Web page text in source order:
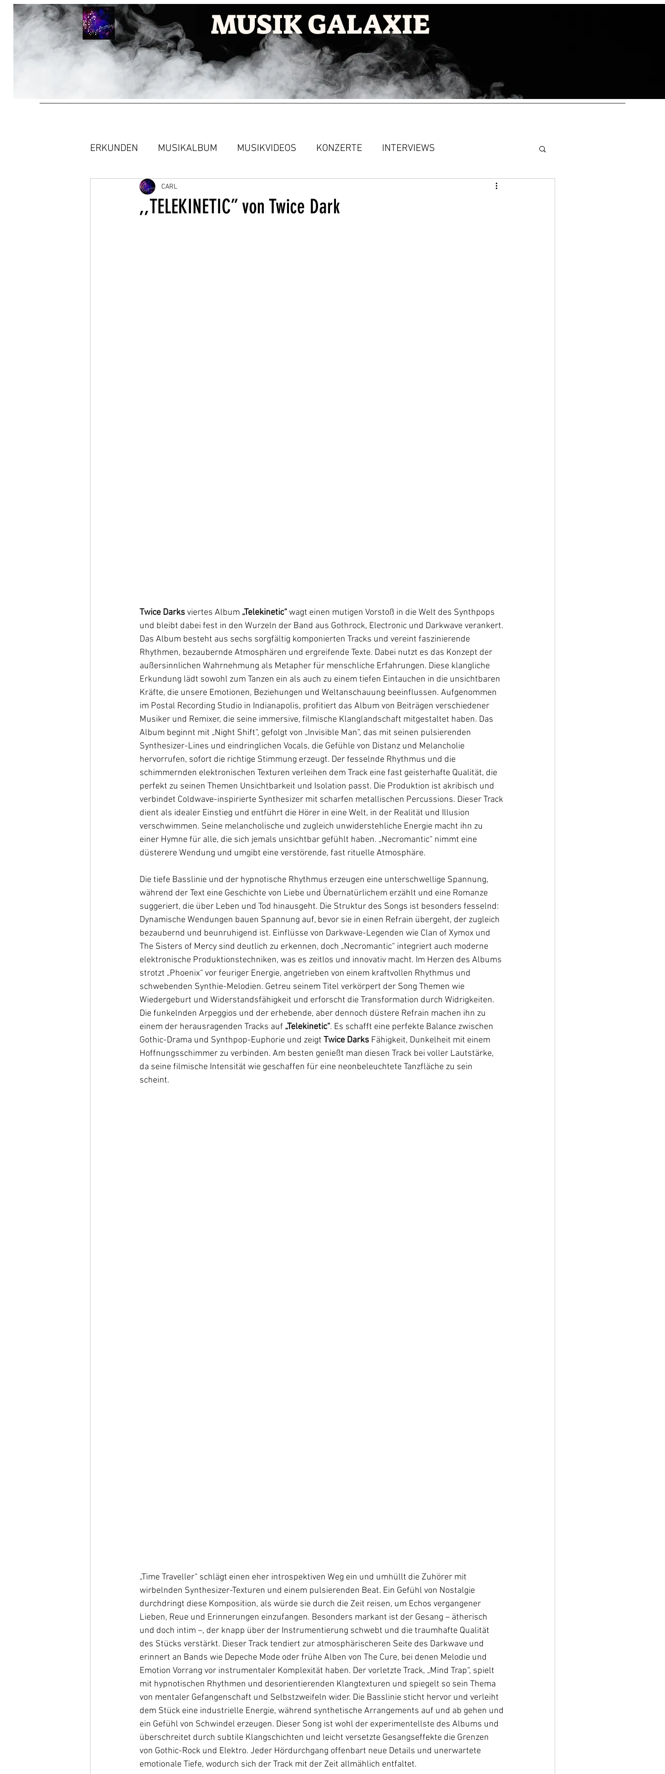
MUSIK GALAXIE
ERKUNDEN MUSIKALBUM MUSIKVIDEOS KONZERTE INTERVIEWS
,,TELEKINETIC” von Twice Dark
CARL
Twice Darks viertes Album „Telekinetic“ wagt einen mutigen Vorstoß in die Welt des Synthpops
und bleibt dabei fest in den Wurzeln der Band aus Gothrock, Electronic und Darkwave verankert.
Das Album besteht aus sechs sorgfältig komponierten Tracks und vereint faszinierende
Rhythmen, bezaubernde Atmosphären und ergreifende Texte. Dabei nutzt es das Konzept der
außersinnlichen Wahrnehmung als Metapher für menschliche Erfahrungen. Diese klangliche
Erkundung lädt sowohl zum Tanzen ein als auch zu einem tiefen Eintauchen in die unsichtbaren
Kräfte, die unsere Emotionen, Beziehungen und Weltanschauung beeinflussen. Aufgenommen
im Postal Recording Studio in Indianapolis, profitiert das Album von Beiträgen verschiedener
Musiker und Remixer, die seine immersive, filmische Klanglandschaft mitgestaltet haben. Das
Album beginnt mit „Night Shift“, gefolgt von „Invisible Man“, das mit seinen pulsierenden
Synthesizer-Lines und eindringlichen Vocals, die Gefühle von Distanz und Melancholie
hervorrufen, sofort die richtige Stimmung erzeugt. Der fesselnde Rhythmus und die
schimmernden elektronischen Texturen verleihen dem Track eine fast geisterhafte Qualität, die
perfekt zu seinen Themen Unsichtbarkeit und Isolation passt. Die Produktion ist akribisch und
verbindet Coldwave-inspirierte Synthesizer mit scharfen metallischen Percussions. Dieser Track
dient als idealer Einstieg und entführt die Hörer in eine Welt, in der Realität und Illusion
verschwimmen. Seine melancholische und zugleich unwiderstehliche Energie macht ihn zu
einer Hymne für alle, die sich jemals unsichtbar gefühlt haben. „Necromantic“ nimmt eine
düsterere Wendung und umgibt eine verstörende, fast rituelle Atmosphäre.
Die tiefe Basslinie und der hypnotische Rhythmus erzeugen eine unterschwellige Spannung,
während der Text eine Geschichte von Liebe und Übernatürlichem erzählt und eine Romanze
suggeriert, die über Leben und Tod hinausgeht. Die Struktur des Songs ist besonders fesselnd:
Dynamische Wendungen bauen Spannung auf, bevor sie in einen Refrain übergeht, der zugleich
bezaubernd und beunruhigend ist. Einflüsse von Darkwave-Legenden wie Clan of Xymox und
The Sisters of Mercy sind deutlich zu erkennen, doch „Necromantic“ integriert auch moderne
elektronische Produktionstechniken, was es zeitlos und innovativ macht. Im Herzen des Albums
strotzt „Phoenix“ vor feuriger Energie, angetrieben von einem kraftvollen Rhythmus und
schwebenden Synthie-Melodien. Getreu seinem Titel verkörpert der Song Themen wie
Wiedergeburt und Widerstandsfähigkeit und erforscht die Transformation durch Widrigkeiten.
Die funkelnden Arpeggios und der erhebende, aber dennoch düstere Refrain machen ihn zu
einem der herausragenden Tracks auf „Telekinetic“. Es schafft eine perfekte Balance zwischen
Gothic-Drama und Synthpop-Euphorie und zeigt Twice Darks Fähigkeit, Dunkelheit mit einem
Hoffnungsschimmer zu verbinden. Am besten genießt man diesen Track bei voller Lautstärke,
da seine filmische Intensität wie geschaffen für eine neonbeleuchtete Tanzfläche zu sein
scheint.
„Time Traveller“ schlägt einen eher introspektiven Weg ein und umhüllt die Zuhörer mit
wirbelnden Synthesizer-Texturen und einem pulsierenden Beat. Ein Gefühl von Nostalgie
durchdringt diese Komposition, als würde sie durch die Zeit reisen, um Echos vergangener
Lieben, Reue und Erinnerungen einzufangen. Besonders markant ist der Gesang – ätherisch
und doch intim –, der knapp über der Instrumentierung schwebt und die traumhafte Qualität
des Stücks verstärkt. Dieser Track tendiert zur atmosphärischeren Seite des Darkwave und
erinnert an Bands wie Depeche Mode oder frühe Alben von The Cure, bei denen Melodie und
Emotion Vorrang vor instrumentaler Komplexität haben. Der vorletzte Track, „Mind Trap“, spielt
mit hypnotischen Rhythmen und desorientierenden Klangtexturen und spiegelt so sein Thema
von mentaler Gefangenschaft und Selbstzweifeln wider. Die Basslinie sticht hervor und verleiht
dem Stück eine industrielle Energie, während synthetische Arrangements auf und ab gehen und
ein Gefühl von Schwindel erzeugen. Dieser Song ist wohl der experimentellste des Albums und
überschreitet durch subtile Klangschichten und leicht versetzte Gesangseffekte die Grenzen
von Gothic-Rock und Elektro. Jeder Hördurchgang offenbart neue Details und unerwartete
emotionale Tiefe, wodurch sich der Track mit der Zeit allmählich entfaltet.